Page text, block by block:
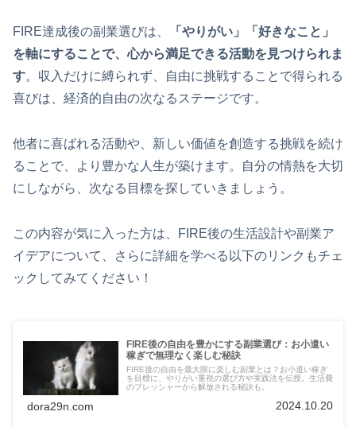
FIRE達成後の副業選びは、
「やりがい」「好きなこと」
を軸にすることで、心から満足できる活動を見つけられま
す。収入だけに縛られず、自由に挑戦することで得られる
喜びは、経済的自由の次なるステージです。
他者に喜ばれる活動や、新しい価値を創造する挑戦を続け
ることで、より豊かな人生が築けます。自分の情熱を大切
にしながら、次なる目標を探していきましょう。
この内容が気に入った方は、FIRE後の生活設計や副業ア
イデアについて、さらに詳細を学べる以下のリンクもチェ
ックしてみてください！
FIRE後の自由を豊かにする副業選び：お小遣い
稼ぎで無理なく楽しむ秘訣
FIRE後の自由を最大限に楽しむ副業とは？お小遣い稼ぎ
を目標に、やりがい重視の選び方や実践法を伝授。生活費
のプレッシャーから解放される秘訣も。
dora29n.com 2024.10.20